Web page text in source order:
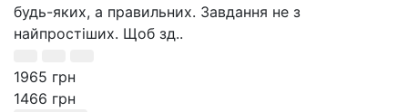
будь-яких, а правильних. Завдання не з
найпростіших. Щоб зд..
1965 грн
1466 грн